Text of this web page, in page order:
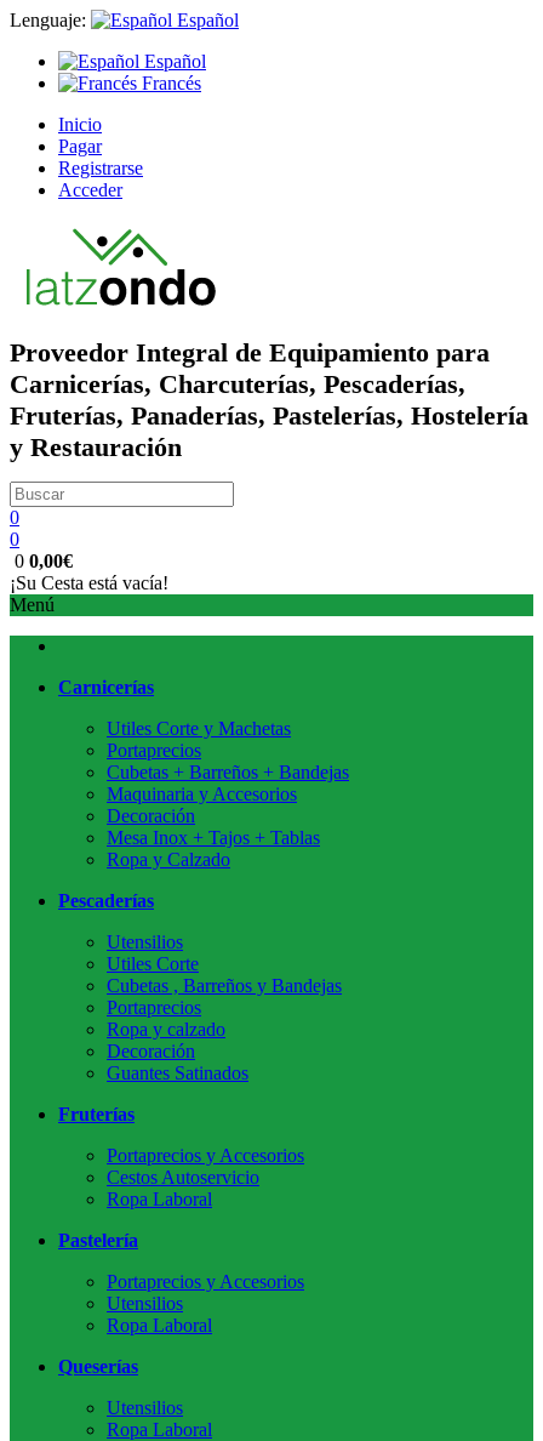
Lenguaje:
Español
Español
Francés
Inicio
Pagar
Registrarse
Acceder
Proveedor Integral de Equipamiento para
Carnicerías, Charcuterías, Pescaderías,
Fruterías, Panaderías, Pastelerías, Hostelería
y Restauración
0
0
0 0,00€
¡Su Cesta está vacía!
Menú
Carnicerías
Utiles Corte y Machetas
Portaprecios
Cubetas + Barreños + Bandejas
Maquinaria y Accesorios
Decoración
Mesa Inox + Tajos + Tablas
Ropa y Calzado
Pescaderías
Utensilios
Utiles Corte
Cubetas , Barreños y Bandejas
Portaprecios
Ropa y calzado
Decoración
Guantes Satinados
Fruterías
Portaprecios y Accesorios
Cestos Autoservicio
Ropa Laboral
Pastelería
Portaprecios y Accesorios
Utensilios
Ropa Laboral
Queserías
Utensilios
Ropa Laboral